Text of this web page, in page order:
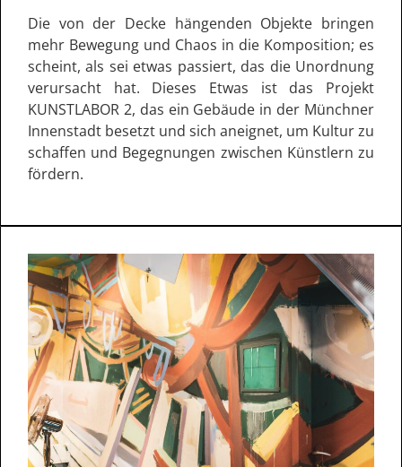
Die von der Decke hängenden Objekte bringen
mehr Bewegung und Chaos in die Komposition; es
scheint, als sei etwas passiert, das die Unordnung
verursacht hat. Dieses Etwas ist das Projekt
KUNSTLABOR 2, das ein Gebäude in der Münchner
Innenstadt besetzt und sich aneignet, um Kultur zu
schaffen und Begegnungen zwischen Künstlern zu
fördern.